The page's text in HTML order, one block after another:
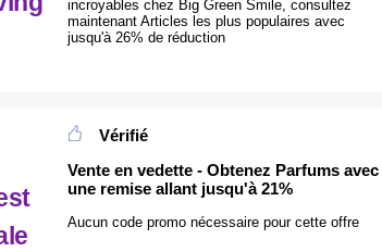
incroyables chez Big Green Smile, consultez
maintenant Articles les plus populaires avec
jusqu'à 26% de réduction
Vérifié
Vente en vedette - Obtenez Parfums avec
une remise allant jusqu'à 21%
Aucun code promo nécessaire pour cette offre